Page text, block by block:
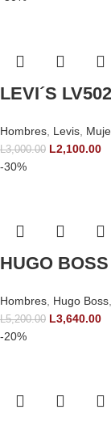
LEVI´S
Hombres, Levis,
L3,000.00 L2,100.00
-30%
HUGO
Hombres, Hugo Boss,
L5,200.00 L3,640.00
-20%